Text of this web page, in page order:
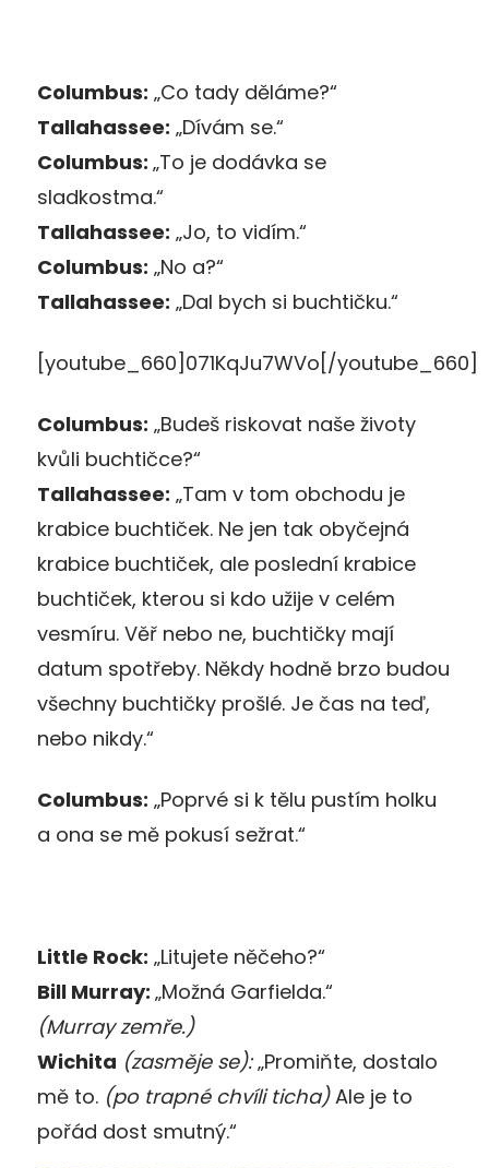
Columbus: „Co tady děláme?“
Tallahassee: „Dívám se.“
Columbus: „To je dodávka se
sladkostma.“
Tallahassee: „Jo, to vidím.“
Columbus: „No a?“
Tallahassee: „Dal bych si buchtičku.“
[youtube_660]071KqJu7WVo[/youtube_660]
Columbus: „Budeš riskovat naše životy
kvůli buchtičce?“
Tallahassee: „Tam v tom obchodu je
krabice buchtiček. Ne jen tak obyčejná
krabice buchtiček, ale poslední krabice
buchtiček, kterou si kdo užije v celém
vesmíru. Věř nebo ne, buchtičky mají
datum spotřeby. Někdy hodně brzo budou
všechny buchtičky prošlé. Je čas na teď,
nebo nikdy.“
Columbus: „Poprvé si k tělu pustím holku
a ona se mě pokusí sežrat.“
Little Rock: „Litujete něčeho?“
Bill Murray: „Možná Garfielda.“
(Murray zemře.)
Wichita (zasměje se):„Promiňte, dostalo
mě to. (po trapné chvíli ticha)Ale je to
pořád dost smutný.“